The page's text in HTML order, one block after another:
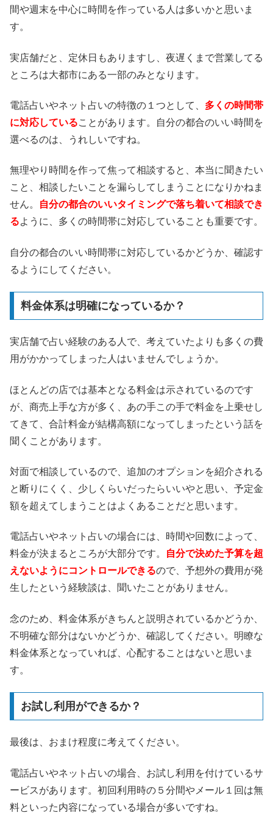
間や週末を中心に時間を作っている人は多いかと思いま
す。
実店舗だと、定休日もありますし、夜遅くまで営業してる
ところは大都市にある一部のみとなります。
電話占いやネット占いの特徴の１つとして、 多くの時間帯
に対応していることがあります。自分の都合のいい時間を
選べるのは、うれしいですね。
無理やり時間を作って焦って相談すると、本当に聞きたい
こと、相談したいことを漏らしてしまうことになりかねま
せん。
自分の都合のいいタイミングで落ち着いて相談でき
るように、多くの時間帯に対応していることも重要です。
自分の都合のいい時間帯に対応しているかどうか、確認す
るようにしてください。
料金体系は明確になっているか？
実店舗で占い経験のある人で、考えていたよりも多くの費
用がかかってしまった人はいませんでしょうか。
ほとんどの店では基本となる料金は示されているのです
が、商売上手な方が多く、あの手この手で料金を上乗せし
てきて、合計料金が結構高額になってしまったという話を
聞くことがあります。
対面で相談しているので、追加のオプションを紹介される
と断りにくく、少しくらいだったらいいやと思い、予定金
額を超えてしまうことはよくあることだと思います。
電話占いやネット占いの場合には、時間や回数によって、
料金が決まるところが大部分です。
自分で決めた予算を超
えないようにコントロールできるので、予想外の費用が発
生したという経験談は、聞いたことがありません。
念のため、料金体系がきちんと説明されているかどうか、
不明確な部分はないかどうか、確認してください。明瞭な
料金体系となっていれば、心配することはないと思いま
す。
お試し利用ができるか？
最後は、おまけ程度に考えてください。
電話占いやネット占いの場合、お試し利用を付けているサ
ービスがあります。初回利用時の５分間やメール１回は無
料といった内容になっている場合が多いですね。